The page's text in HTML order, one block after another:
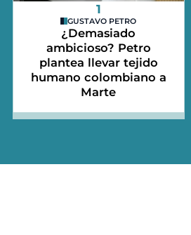
1
GUSTAVO PETRO
¿Demasiado
ambicioso? Petro
plantea llevar tejido
humano colombiano a
Marte